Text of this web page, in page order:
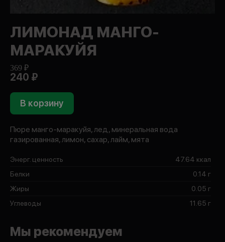
ЛИМОНАД МАНГО-
МАРАКУЙЯ
369 ₽
240 ₽
В корзину
Пюре манго-маракуйя, лед, минеральная вода
газированная, лимон, сахар, лайм, мята
Энерг. ценность
47.64 ккал
Белки
0.14 г
Жиры
0.05 г
Углеводы
11.65 г
Мы рекомендуем